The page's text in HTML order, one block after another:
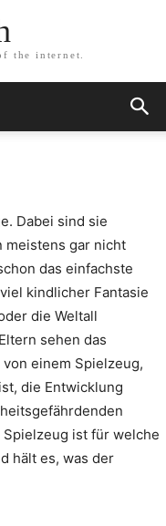
the internet.
Dabei sind sie
meistens gar nicht
das einfachste
kindlicher Fantasie
die Weltall
sehen das
einem Spielzeug,
die Entwicklung
ist für welche
hält es, was der